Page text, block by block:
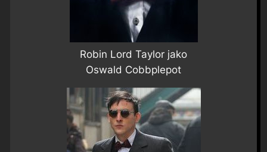
Robin Lord Taylor jako
Oswald Cobbplepot